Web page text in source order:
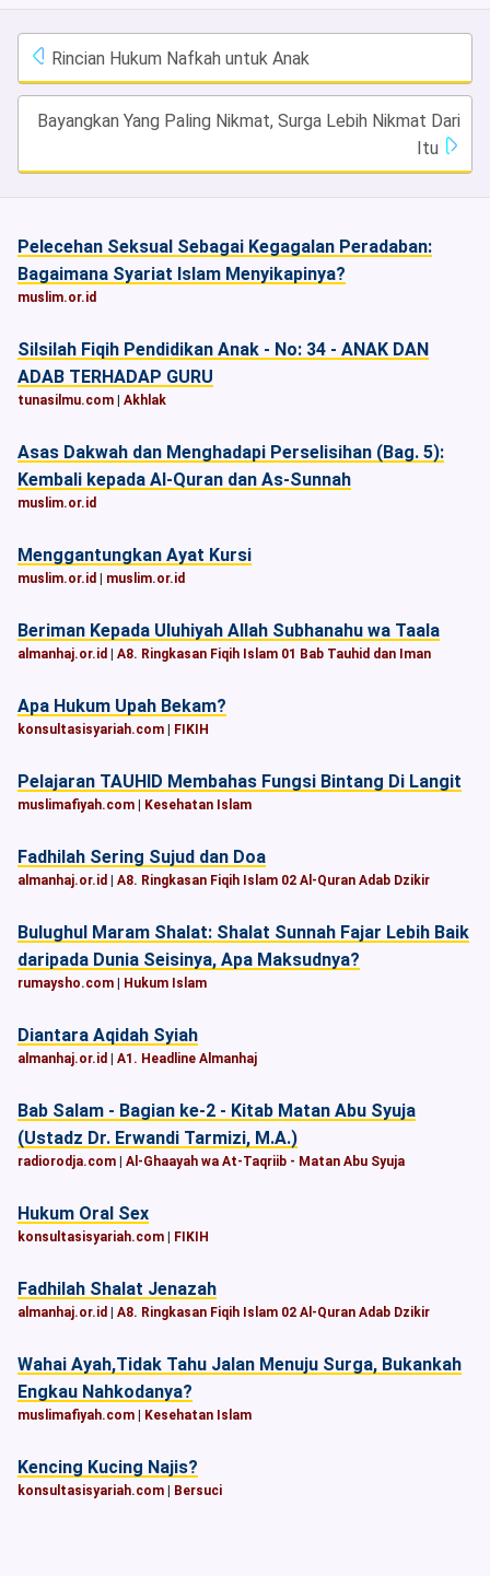
Rincian Hukum Nafkah untuk Anak
Bayangkan Yang Paling Nikmat, Surga Lebih Nikmat Dari
Itu
Pelecehan Seksual Sebagai Kegagalan Peradaban:
Bagaimana Syariat Islam Menyikapinya?
muslim.or.id
Silsilah Fiqih Pendidikan Anak - No: 34 - ANAK DAN
ADAB TERHADAP GURU
tunasilmu.com Akhlak
Asas Dakwah dan Menghadapi Perselisihan (Bag. 5):
Kembali kepada Al-Quran dan As-Sunnah
muslim.or.id
Menggantungkan Ayat Kursi
muslim.or.id muslim.or.id
Beriman Kepada Uluhiyah Allah Subhanahu wa Taala
almanhaj.or.id A8. Ringkasan Fiqih Islam 01 Bab Tauhid dan Iman
Apa Hukum Upah Bekam?
konsultasisyariah.com FIKIH
Pelajaran TAUHID Membahas Fungsi Bintang Di Langit
muslimafiyah.com Kesehatan Islam
Fadhilah Sering Sujud dan Doa
almanhaj.or.id A8. Ringkasan Fiqih Islam 02 Al-Quran Adab Dzikir
Bulughul Maram Shalat: Shalat Sunnah Fajar Lebih Baik
daripada Dunia Seisinya, Apa Maksudnya?
rumaysho.com Hukum Islam
Diantara Aqidah Syiah
almanhaj.or.id A1. Headline Almanhaj
Bab Salam - Bagian ke-2 - Kitab Matan Abu Syuja
(Ustadz Dr. Erwandi Tarmizi, M.A.)
radiorodja.com Al-Ghaayah wa At-Taqriib - Matan Abu Syuja
Hukum Oral Sex
konsultasisyariah.com FIKIH
Fadhilah Shalat Jenazah
almanhaj.or.id A8. Ringkasan Fiqih Islam 02 Al-Quran Adab Dzikir
Wahai Ayah,Tidak Tahu Jalan Menuju Surga, Bukankah
Engkau Nahkodanya?
muslimafiyah.com Kesehatan Islam
Kencing Kucing Najis?
konsultasisyariah.com Bersuci